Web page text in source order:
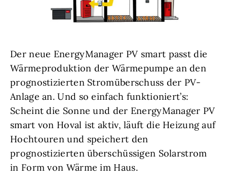
Der neue EnergyManager PV smart passt die
Wärmeproduktion der Wärmepumpe an den
prognostizierten Stromüberschuss der PV-
Anlage an. Und so einfach funktioniert’s:
Scheint die Sonne und der EnergyManager PV
smart von Hoval ist aktiv, läuft die Heizung auf
Hochtouren und speichert den
prognostizierten überschüssigen Solarstrom
in Form von Wärme im Haus.